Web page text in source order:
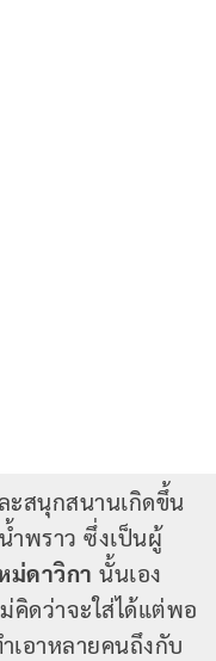
ะสนุกสนานเกิดขึ้น
ำพราว ซึ่งเป็นผู้
ม่ดาวิกา นั้นเอง
คิดว่าจะใส่ได้แต่พอ
เอาหลายคนถึงกับ